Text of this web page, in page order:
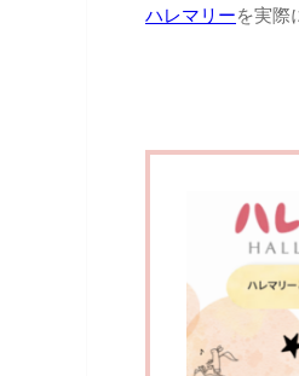
ハレマリーを実際